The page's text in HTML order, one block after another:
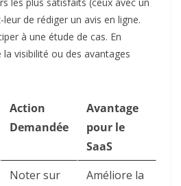
de rédiger un avis en ligne.
à une étude de cas. En
visibilité ou des avantages
Action
Demandée
Avantage
pour le
SaaS
Noter sur
Améliore la